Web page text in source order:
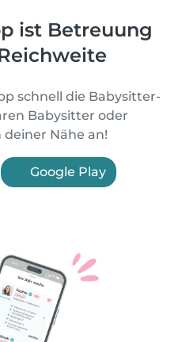
ist Betreuung
schnell die Babysitter-
Babysitter oder
Nähe an!
Google Play